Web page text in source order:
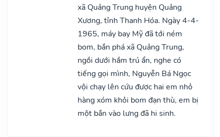
xã Quảng Trung huyện Quảng
Xương, tỉnh Thanh Hóa. Ngày 4-4-
1965, máy bay Mỹ đã tới ném
bom, bắn phá xã Quảng Trung,
ngồi dưới hầm trú ẩn, nghe có
tiếng gọi mình, Nguyễn Bá Ngọc
vội chạy lên cứu được hai em nhỏ
hàng xóm khỏi bom đạn thù, em bị
một bắn vào lưng đã hi sinh.